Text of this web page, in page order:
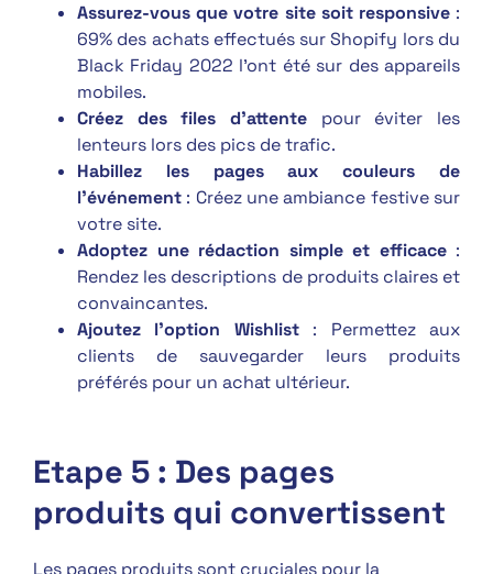
Assurez-vous que votre site soit responsive:
69% des achats effectués sur Shopify lors du
Black Friday 2022 l’ont été sur des appareils
mobiles.
Créez des files d’attente pour éviter les
lenteurs lors des pics de trafic.
Habillez les pages aux couleurs de
l’événement : Créez une ambiance festive sur
votre site.
Adoptez une rédaction simple et efficace :
Rendez les descriptions de produits claires et
convaincantes.
Ajoutez l’option Wishlist: Permettez aux
clients de sauvegarder leurs produits
préférés pour un achat ultérieur.
Etape 5 : Des pages
produits qui convertissent
Les pages produits sont cruciales pour la